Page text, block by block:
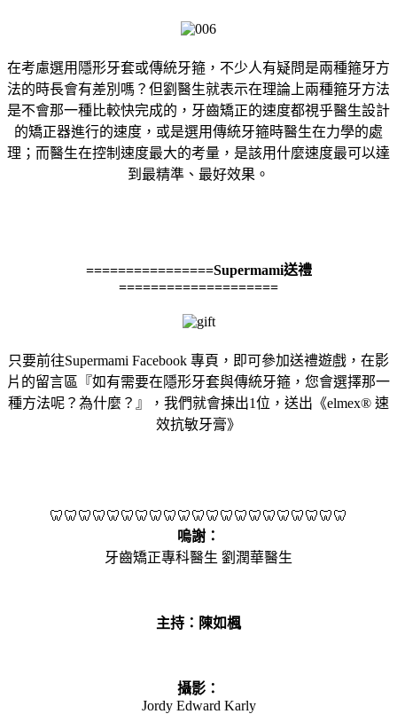
在考慮選用隱形牙套或傳統牙箍，不少人有疑問是兩種箍牙方
法的時長會有差別嗎？但劉醫生就表示在理論上兩種箍牙方法
是不會那一種比較快完成的，牙齒矯正的速度都視乎醫生設計
的矯正器進行的速度，或是選用傳統牙箍時醫生在力學的處
理；而醫生在控制速度最大的考量，是該用什麼速度最可以達
到最精準、最好效果。
================Supermami送禮
====================
只要前往Supermami Facebook 專頁，即可參加送禮遊戲，在影
片的留言區『如有需要在隱形牙套與傳統牙箍，您會選擇那一
種方法呢？為什麼？』，我們就會揀出1位，送出《elmex® 速
效抗敏牙膏》
🦷🦷🦷🦷🦷🦷🦷🦷🦷🦷🦷🦷🦷🦷🦷🦷🦷🦷🦷🦷🦷
嗚謝：
牙齒矯正專科醫生 劉潤華醫生
主持：陳如楓
攝影：
Jordy Edward Karly